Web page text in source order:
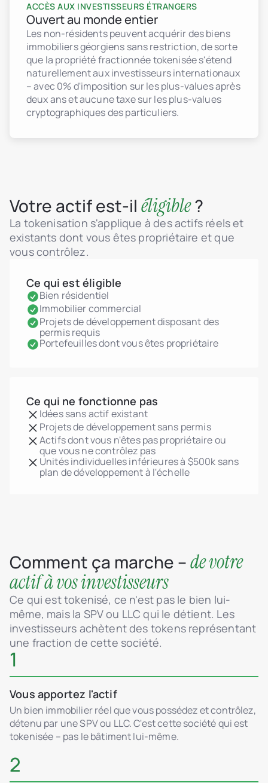
ACCÈS AUX INVESTISSEURS ÉTRANGERS
Ouvert au monde entier
Les non-résidents peuvent acquérir des biens
immobiliers géorgiens sans restriction, de sorte
que la propriété fractionnée tokenisée s'étend
naturellement aux investisseurs internationaux
– avec 0% d'imposition sur les plus-values après
deux ans et aucune taxe sur les plus-values
cryptographiques des particuliers.
Votre actif est-il éligible?
La tokenisation s'applique à des actifs réels et
existants dont vous êtes propriétaire et que
vous contrôlez.
Ce qui est éligible
Bien résidentiel
Immobilier commercial
Projets de développement disposant des
permis requis
Portefeuilles dont vous êtes propriétaire
Ce qui ne fonctionne pas
Idées sans actif existant
Projets de développement sans permis
Actifs dont vous n'êtes pas propriétaire ou
que vous ne contrôlez pas
Unités individuelles inférieures à $500k sans
plan de développement à l'échelle
Comment ça marche –de votre
actif à vos investisseurs
Ce qui est tokenisé, ce n'est pas le bien lui-
même, mais la SPV ou LLC qui le détient. Les
investisseurs achètent des tokens représentant
une fraction de cette société.
1
Vous apportez l'actif
Un bien immobilier réel que vous possédez et contrôlez,
détenu par une SPV ou LLC. C'est cette société qui est
tokenisée – pas le bâtiment lui-même.
2